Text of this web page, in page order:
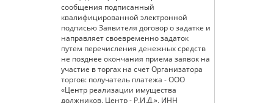
сообщения подписанный
квалифицированной электронной
подписью Заявителя договор о задатке и
направляет своевременно задаток
путем перечисления денежных средств
не позднее окончания приема заявок на
участие в торгах на счет Организатора
торгов: получатель платежа - ООО
«Центр реализации имущества
должников. Центр - Р.И.Д.», ИНН